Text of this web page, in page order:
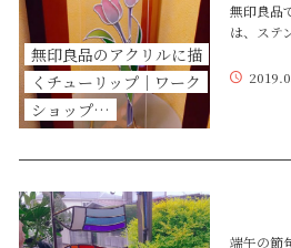
無印良品のアクリルに描
くチューリップ｜ワーク
ショップ…
無印良品
は、ステ
端午の節